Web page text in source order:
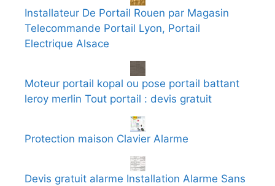
Installateur De Portail Rouen par Magasin
Telecommande Portail Lyon, Portail
Electrique Alsace
Moteur portail kopal ou pose portail battant
leroy merlin Tout portail : devis gratuit
Protection maison Clavier Alarme
Devis gratuit alarme Installation Alarme Sans